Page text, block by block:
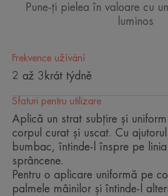
Postupné, přirozeně vypadající
Benefity
• ZARUČUJE přirozené opálení
• HYDRATUJE: hydratuje
• PARFEMOVANÝ pro jemný
Pune-ți pielea în valoare cu
luminos
Frekvence užívání
2 až 3krát týdně
Sfaturi pentru utilizare
Aplică un strat subțire și
corpul curat și uscat. Cu
bumbac, întinde-l înspre pe
sprâncene.
Pentru o aplicare uniformă pe
palmele mâinilor și întinde-l